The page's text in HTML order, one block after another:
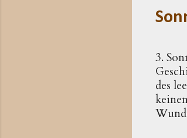
3.
des